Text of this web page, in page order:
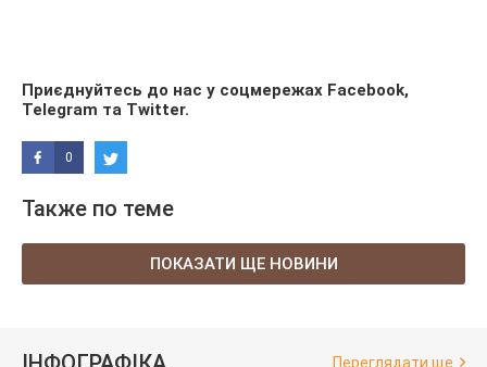
Приєднуйтесь до нас у соцмережах Facebook,
Telegram та Twitter.
0
Также по теме
ПОКАЗАТИ ЩЕ НОВИНИ
Переглядати ще